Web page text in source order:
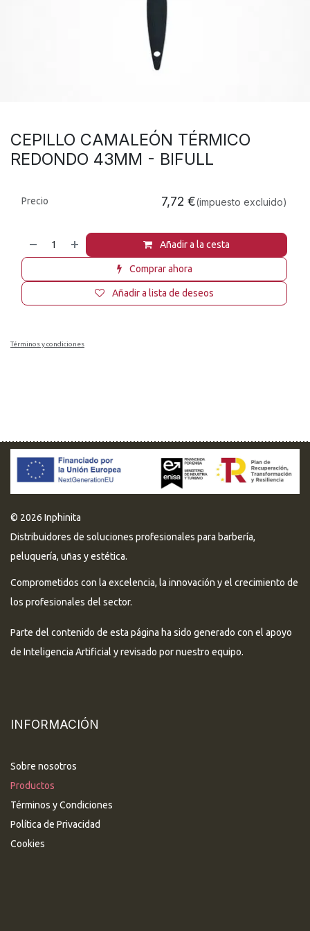
CEPILLO CAMALEÓN TÉRMICO
REDONDO 43MM - BIFULL
Añadir a la cesta
Comprar ahora
Añadir a lista de deseos
Precio 7,72 €(impuesto excluido)
Términos y condiciones
© 2026 Inphinita
Distribuidores de soluciones profesionales para barbería,
peluquería, uñas y estética.
Comprometidos con la excelencia, la innovación y el crecimiento de
los profesionales del sector.
Parte del contenido de esta página ha sido generado con el apoyo
de Inteligencia Artificial y revisado por nuestro equipo.
INFORMACIÓN
Sobre nosotros
Productos
Términos y Condiciones
Política de Privacidad
Cookies